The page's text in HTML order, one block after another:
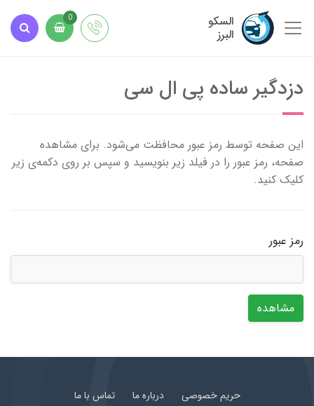
السکو
البرز
0
دزدگیر ساده پی ال سی
این صفحه توسط رمز عبور محافظت می‌شود. برای مشاهده
صفحه، رمز عبور را در فیلد زیر بنویسید و سپس بر روی دکمه‌ی زیر
کلیک کنید.
رمز عبور
مشاهده
حریم خصوصی درباره ما تماس با ما